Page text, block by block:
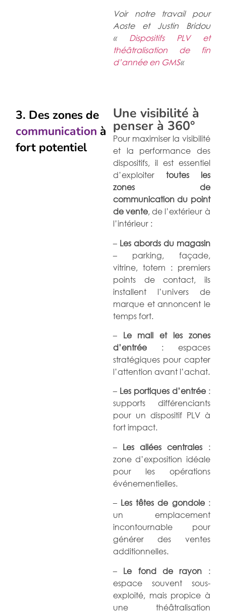
Voir notre travail pour
Aoste et Justin Bridou
« Dispositifs PLV et
théâtralisation de fin
d’année en GMS«
3. Des zones de
communication à
fort potentiel
Une visibilité à
penser à 360°
Pour maximiser la visibilité
et la performance des
dispositifs, il est essentiel
d’exploiter toutes les
zones de
communication du point
de vente, de l’extérieur à
l’intérieur :
– Les abords du magasin
– parking, façade,
vitrine, totem : premiers
points de contact, ils
installent l’univers de
marque et annoncent le
temps fort.
– Le mall et les zones
d’entrée : espaces
stratégiques pour capter
l’attention avant l’achat.
– Les portiques d’entrée:
supports différenciants
pour un dispositif PLV à
fort impact.
– Les allées centrales :
zone d’exposition idéale
pour les opérations
événementielles.
– Les têtes de gondole:
un emplacement
incontournable pour
générer des ventes
additionnelles.
– Le fond de rayon :
espace souvent sous-
exploité, mais propice à
une théâtralisation